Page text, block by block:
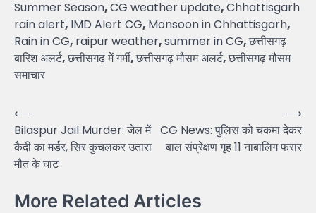
Summer Season,CG weather update,Chhattisgarh
rain alert, IMD Alert CG, Monsoon in Chhattisgarh,
Rain in CG, raipur weather,summer in CG,छत्तीसगढ़
बारिश अलर्ट,छत्तीसगढ़ में गर्मी,छत्तीसगढ़ मौसम अलर्ट,छत्तीसगढ़ मौसम
समाचार
Post
navigation
⟵
Bilaspur Jail Murder: जेल में
कैदी का मर्डर, सिर कुचलकर उतारा
मौत के घाट
CG News: पुलिस को चकमा देकर
बाल संप्रेक्षण गृह 11 नाबालिग फरार
⟶
More Related Articles